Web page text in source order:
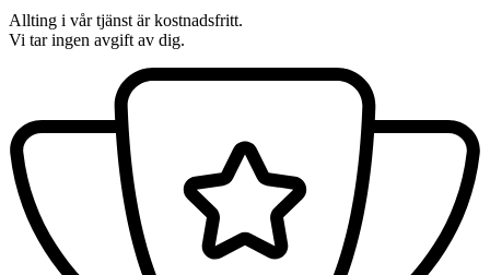
Allting i vår tjänst är kostnadsfritt.
Vi tar ingen avgift av dig.